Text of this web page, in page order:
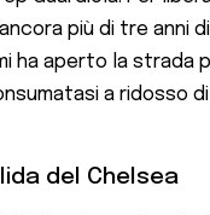
più di tre anni
ha aperto la
a ridosso
del Chelsea